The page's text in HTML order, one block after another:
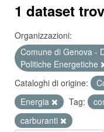
1 dataset
Organizzazioni:
Comune di Genova -
Politiche Energetiche
Cataloghi di origine:
Energia
Tag:
carburanti